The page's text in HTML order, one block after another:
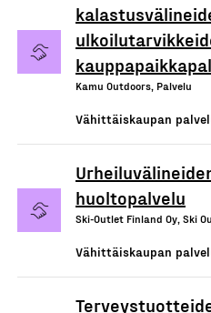
Kamu Outdoors, Palvelu
Vähittäiskaupan
huoltopalvelu
Ski-Outlet Finland Oy, Ski
Vähittäiskaupan